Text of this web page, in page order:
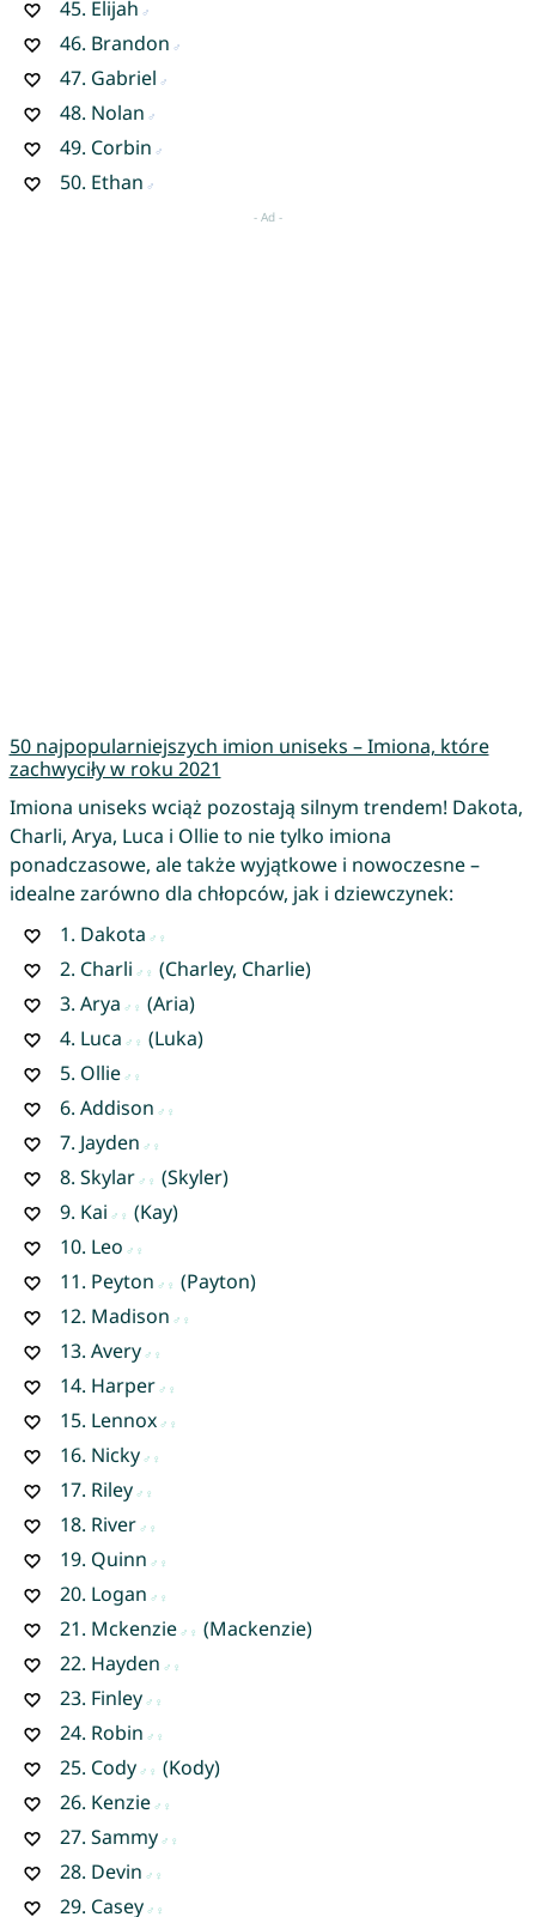
45. Elijah
46. Brandon
47. Gabriel
48. Nolan
49. Corbin
50. Ethan
50 najpopularniejszych imion uniseks – Imiona, które
zachwyciły w roku 2021
Imiona uniseks wciąż pozostają silnym trendem! Dakota,
Charli, Arya, Luca i Ollie to nie tylko imiona
ponadczasowe, ale także wyjątkowe i nowoczesne –
idealne zarówno dla chłopców, jak i dziewczynek:
1. Dakota
2. Charli
(Charley, Charlie)
3. Arya
(Aria)
4. Luca
(Luka)
5. Ollie
6. Addison
7. Jayden
8. Skylar
(Skyler)
9. Kai
(Kay)
10. Leo
11. Peyton
(Payton)
12. Madison
13. Avery
14. Harper
15. Lennox
16. Nicky
17. Riley
18. River
19. Quinn
20. Logan
21. Mckenzie
(Mackenzie)
22. Hayden
23. Finley
24. Robin
25. Cody
(Kody)
26. Kenzie
27. Sammy
28. Devin
29. Casey